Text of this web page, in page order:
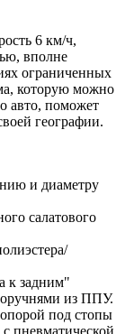
6 км/ч,
вполне
ограниченных
которую можно
авто, поможет
географии.
и диаметру
салатового
к задним"
из ППУ.
под стопы
пневматической